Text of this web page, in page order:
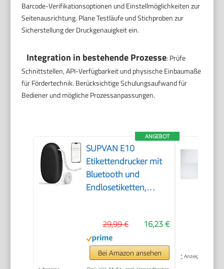
Barcode-Verifikationsoptionen und Einstellmöglichkeiten zur
Seitenausrichtung. Plane Testläufe und Stichproben zur
Sicherstellung der Druckgenauigkeit ein.
Integration in bestehende Prozesse: Prüfe
Schnittstellen, API-Verfügbarkeit und physische Einbaumaße
für Fördertechnik. Berücksichtige Schulungsaufwand für
Bediener und mögliche Prozessanpassungen.
ANGEBOT
SUPVAN E10
Etikettendrucker mit
Bluetooth und
Endlosetiketten,
16,23 €
29,99 €
Bei Amazon ansehen * Anzeige